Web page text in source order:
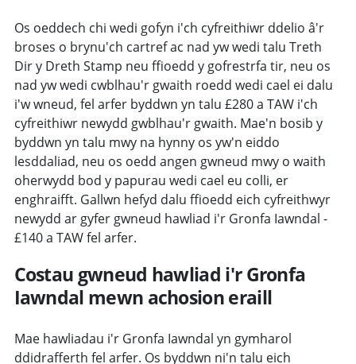
Os oeddech chi wedi gofyn i'ch cyfreithiwr ddelio â'r
broses o brynu'ch cartref ac nad yw wedi talu Treth
Dir y Dreth Stamp neu ffioedd y gofrestrfa tir, neu os
nad yw wedi cwblhau'r gwaith roedd wedi cael ei dalu
i'w wneud, fel arfer byddwn yn talu £280 a TAW i'ch
cyfreithiwr newydd gwblhau'r gwaith. Mae'n bosib y
byddwn yn talu mwy na hynny os yw'n eiddo
lesddaliad, neu os oedd angen gwneud mwy o waith
oherwydd bod y papurau wedi cael eu colli, er
enghraifft. Gallwn hefyd dalu ffioedd eich cyfreithwyr
newydd ar gyfer gwneud hawliad i'r Gronfa Iawndal -
£140 a TAW fel arfer.
Costau gwneud hawliad i'r Gronfa
Iawndal mewn achosion eraill
Mae hawliadau i'r Gronfa Iawndal yn gymharol
ddidrafferth fel arfer. Os byddwn ni'n talu eich